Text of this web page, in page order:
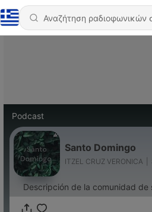
Podcast
Santo Domingo
ITZEL CRUZ VERONICA
Descripción de la comunidad de